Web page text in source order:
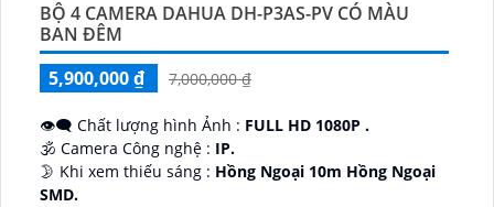
BỘ 4 CAMERA DAHUA DH-P3AS-PV CÓ MÀU
BAN ĐÊM
5,900,000 ₫
7,000,000 ₫
👁️‍🗨 Chất lượng hình Ảnh : FULL HD 1080P .
🕉️ Camera Công nghệ : IP.
🌛 Khi xem thiếu sáng : Hồng Ngoại 10m Hồng Ngoại
SMD.